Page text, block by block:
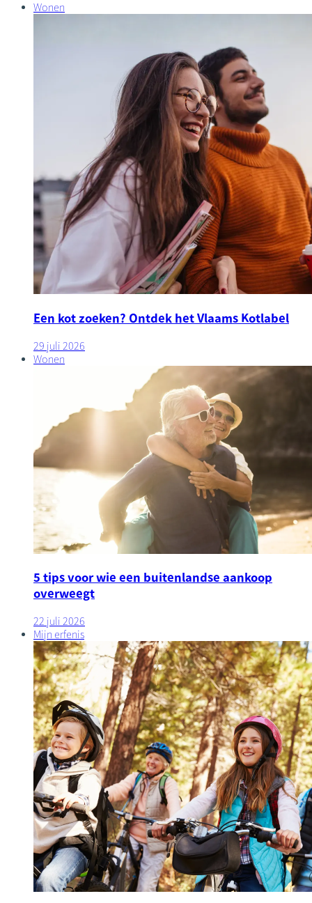
Wonen
Een kot zoeken? Ontdek het Vlaams Kotlabel
29 juli 2026
Wonen
5 tips voor wie een buitenlandse aankoop
overweegt
22 juli 2026
Mijn erfenis